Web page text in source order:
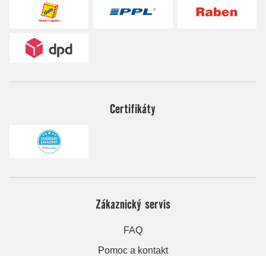
Certifikáty
Zákaznický servis
FAQ
Pomoc a kontakt